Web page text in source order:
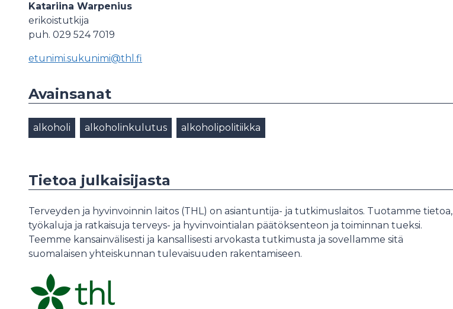
Katariina Warpenius
erikoistutkija
puh. 029 524 7019
etunimi.sukunimi@thl.fi
Avainsanat
alkoholi alkoholinkulutus alkoholipolitiikka
Tietoa julkaisijasta
Terveyden ja hyvinvoinnin laitos (THL) on asiantuntija- ja tutkimuslaitos. Tuotamme tietoa,
työkaluja ja ratkaisuja terveys- ja hyvinvointialan päätöksenteon ja toiminnan tueksi.
Teemme kansainvälisesti ja kansallisesti arvokasta tutkimusta ja sovellamme sitä
suomalaisen yhteiskunnan tulevaisuuden rakentamiseen.